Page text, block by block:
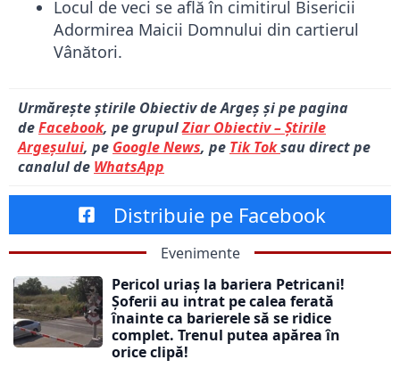
Locul de veci se află în cimitirul Bisericii
Adormirea Maicii Domnului din cartierul
Vânători.
Urmărește știrile Obiectiv de Argeș și pe pagina
deFacebook, pe grupulZiar Obiectiv – Știrile
Argeșului, pe Google News, pe Tik Toksau direct pe
canalul de WhatsApp
Distribuie pe Facebook
Evenimente
Pericol uriaș la bariera Petricani!
Șoferii au intrat pe calea ferată
înainte ca barierele să se ridice
complet. Trenul putea apărea în
orice clipă!